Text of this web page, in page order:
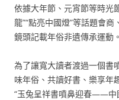
依據大年節、元宵節等時光
龍”“點亮中國燈”等話題會
鏡頭記載年俗非遺傳承運動。
為了讓寬大讀者渡過一個書
味年俗、共讀好書、樂享年
“玉兔呈祥書噴鼻迎春——中